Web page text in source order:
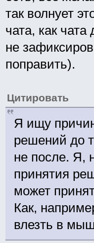
так волнует
чата, как
не
поправить).
Цитировать
Я ищу
решений до
не после. Я,
принятия
может
Как,
влезть в